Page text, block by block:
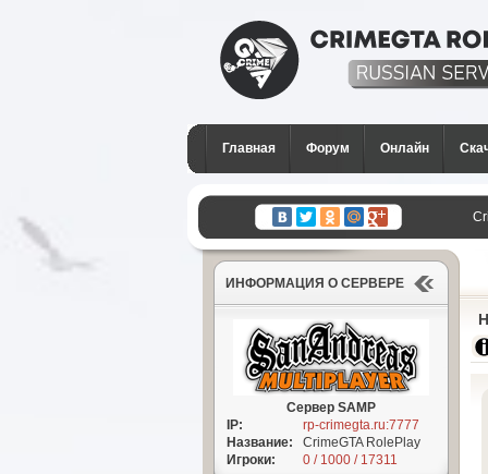
CrimeGTA RP -
сервер SAMP в
Главная Форум Онлайн
ИНФОРМАЦИЯ О СЕРВЕРЕ
Сервер SAMP
IP:
rp-crimegta.ru:7777
Название:
CrimeGTA RolePlay
Игроки:
0 / 1000 / 17311